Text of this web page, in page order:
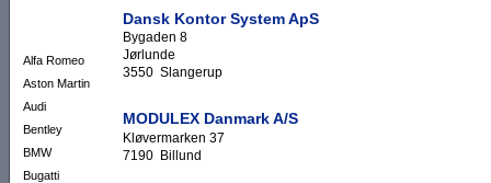
Alfa Romeo
Aston Martin
Audi
Bentley
BMW
Bugatti
Dansk Kontor System ApS
Bygaden 8
Jørlunde
3550 Slangerup
MODULEX Danmark A/S
Kløvermarken 37
7190 Billund